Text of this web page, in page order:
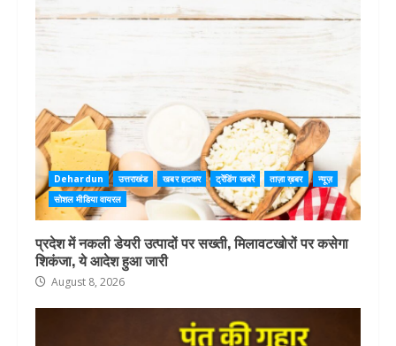
Dehardun उत्तराखंड खबर हटकर ट्रेंडिंग खबरें ताज़ा ख़बर
न्यूज़
सोशल मीडिया वायरल
प्रदेश में नकली डेयरी उत्पादों पर सख्ती, मिलावटखोरों पर कसेगा
शिकंजा, ये आदेश हुआ जारी
August 8, 2026